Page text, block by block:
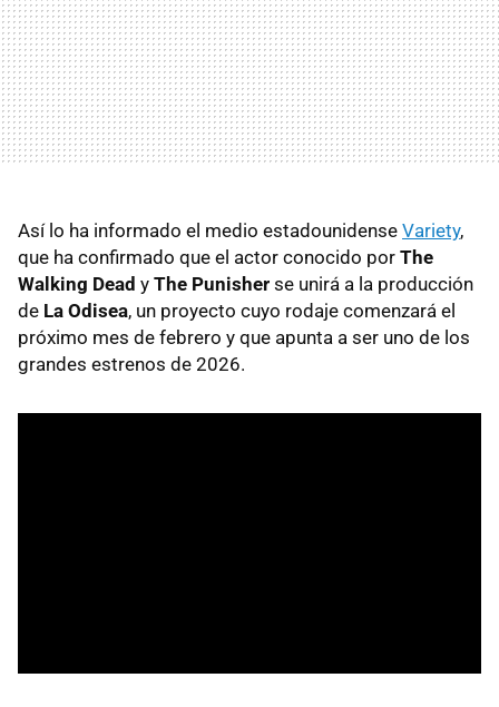
Así lo ha informado el medio estadounidense Variety,
que ha confirmado que el actor conocido por The
Walking Dead y The Punisher se unirá a la producción
de La Odisea, un proyecto cuyo rodaje comenzará el
próximo mes de febrero y que apunta a ser uno de los
grandes estrenos de 2026.